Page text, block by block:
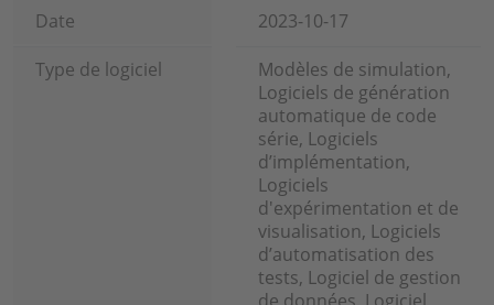
Date
2023-10-17
Type de logiciel
Modèles de simulation,
Logiciels de génération
automatique de code
série, Logiciels
d’implémentation,
Logiciels
d'expérimentation et de
visualisation, Logiciels
d’automatisation des
tests, Logiciel de gestion